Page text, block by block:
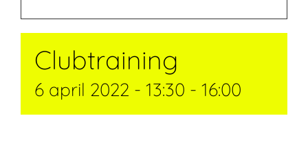
Clubtraining
6 april 2022 - 13:30 - 16:00